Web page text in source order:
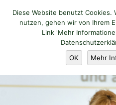
Diese Website benutzt Cookies.
nutzen, gehen wir von Ihrem
Link 'Mehr
OK
Mehr